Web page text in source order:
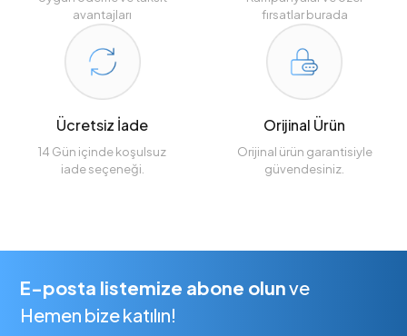
avantajları
fırsatlar burada
Ücretsiz İade
14 Gün içinde koşulsuz
iade seçeneği.
Orijinal Ürün
Orijinal ürün garantisiyle
güvendesiniz.
E-posta listemize abone olunve
Hemen bize katılın!